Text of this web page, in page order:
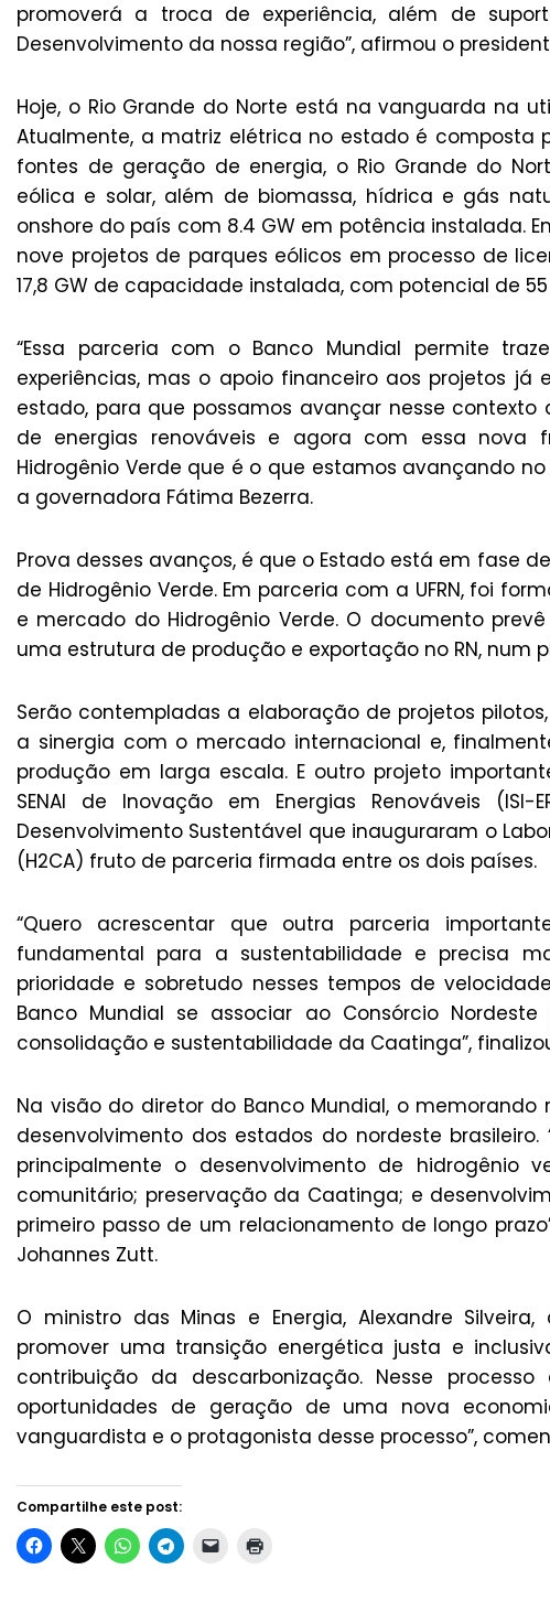
promoverá a troca de experiência, além de
Desenvolvimento da nossa região”, afirmou o
Hoje, o Rio Grande do Norte está na vanguarda na
Atualmente, a matriz elétrica no estado é composta
fontes de geração de energia, o Rio Grande do
eólica e solar, além de biomassa, hídrica e gás
onshore do país com 8.4 GW em potência instalada.
nove projetos de parques eólicos em processo de
17,8 GW de capacidade instalada, com potencial de 55
“Essa parceria com o Banco Mundial permite
experiências, mas o apoio financeiro aos projetos
estado, para que possamos avançar nesse
de energias renováveis e agora com essa
Hidrogênio Verde que é o que estamos avançando
a governadora Fátima Bezerra.
Prova desses avanços, é que o Estado está em fase
de Hidrogênio Verde. Em parceria com a UFRN, foi
e mercado do Hidrogênio Verde. O documento
uma estrutura de produção e exportação no RN, num
Serão contempladas a elaboração de projetos
a sinergia com o mercado internacional e,
produção em larga escala. E outro projeto
SENAI de Inovação em Energias Renováveis
Desenvolvimento Sustentável que inauguraram o
(H2CA) fruto de parceria firmada entre os dois países.
“Quero acrescentar que outra parceria
fundamental para a sustentabilidade e precisa
prioridade e sobretudo nesses tempos de
Banco Mundial se associar ao Consórcio
consolidação e sustentabilidade da Caatinga”,
Na visão do diretor do Banco Mundial, o
desenvolvimento dos estados do nordeste
principalmente o desenvolvimento de hidrogênio
comunitário; preservação da Caatinga; e
primeiro passo de um relacionamento de longo
Johannes Zutt.
O ministro das Minas e Energia, Alexandre
promover uma transição energética justa e
contribuição da descarbonização. Nesse
oportunidades de geração de uma nova
vanguardista e o protagonista desse processo”,
Compartilhe este post: